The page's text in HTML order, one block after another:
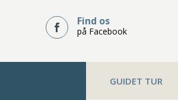
 Find os
på Facebook
GUIDET TUR